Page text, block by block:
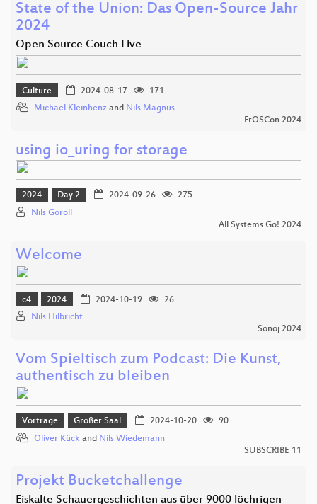
State of the Union: Das Open-Source Jahr
2024
Open Source Couch Live
Culture 2024-08-17
171
Michael Kleinhenz and Nils Magnus
FrOSCon 2024
using io_uring for storage
2024 Day 2 2024-09-26
275
Nils Goroll
All Systems Go! 2024
Welcome
c4 2024 2024-10-19
26
Nils Hilbricht
Sonoj 2024
Vom Spieltisch zum Podcast: Die Kunst,
authentisch zu bleiben
Vorträge Großer Saal 2024-10-20
90
Oliver Kück and Nils Wiedemann
SUBSCRIBE 11
Projekt Bucketchallenge
Eiskalte Schauergeschichten aus über 9000 löchrigen